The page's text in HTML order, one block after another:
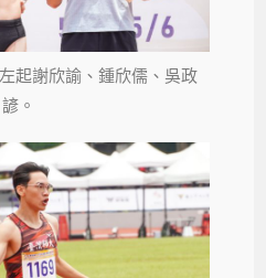
起謝欣諭、鍾欣儒、吳政
諺。